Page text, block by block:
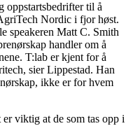
oppstartsbedrifter til å
Nordic i fjor høst.
speakeren Matt C. Smith
handler om å
T:lab er kjent for å
sier Lippestad. Han
ikke er for hvem
er viktig at de som tas opp i